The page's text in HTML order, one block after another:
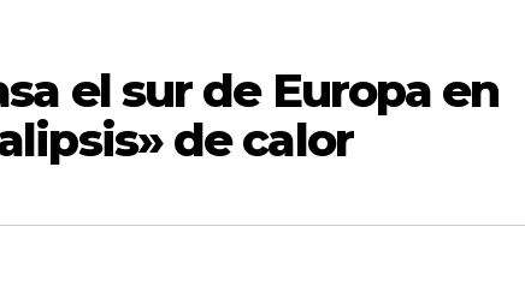
el sur de Europa en
de calor